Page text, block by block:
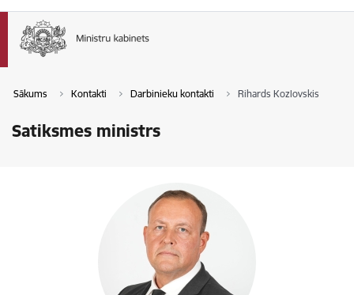
Sākums Kontakti Darbinieku kontakti Rihards Kozlovskis
Satiksmes ministrs